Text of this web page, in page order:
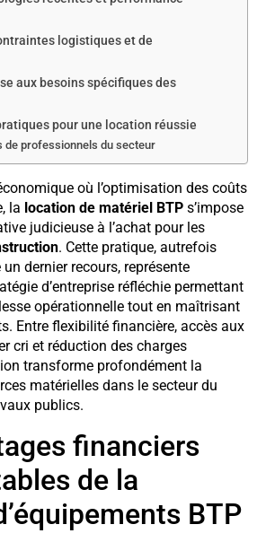
logistiques et de
aux besoins spécifiques des
pour une location réussie
de professionnels du secteur
où l’optimisation des coûts
la location de matériel BTP s’impose
judicieuse à l’achat pour les
. Cette pratique, autrefois
dernier recours, représente
d’entreprise réfléchie permettant
opérationnelle tout en maîtrisant
Entre flexibilité financière, accès aux
cri et réduction des charges
transforme profondément la
matérielles dans le secteur du
publics.
financiers
de la
BTP